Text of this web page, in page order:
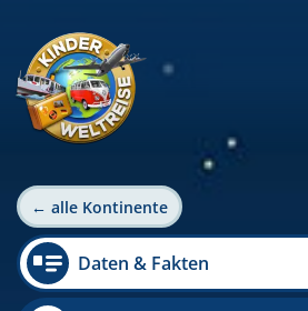
← alle Kontinente
Daten & Fakten